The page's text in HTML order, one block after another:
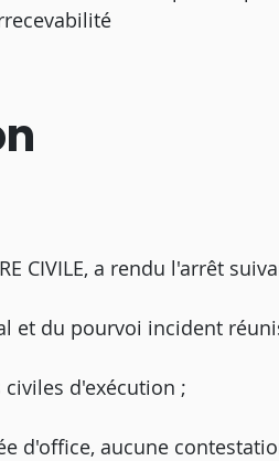
CIVILE, a rendu l'arrêt
et du pourvoi incident
d'exécution ;
d'office, aucune